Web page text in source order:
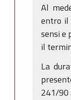
Al
entro il
sensi e
il
La
241/90